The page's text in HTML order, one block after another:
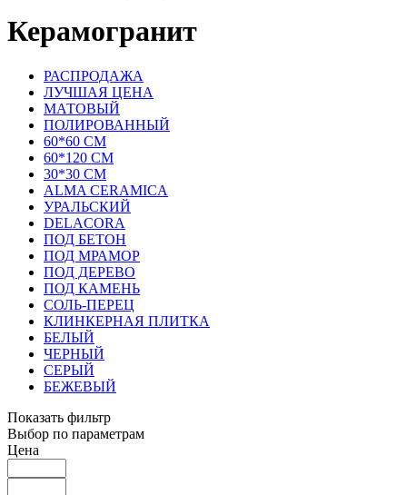
Керамогранит
РАСПРОДАЖА
ЛУЧШАЯ ЦЕНА
МАТОВЫЙ
ПОЛИРОВАННЫЙ
60*60 СМ
60*120 СМ
30*30 СМ
ALMA CERAMICA
УРАЛЬСКИЙ
DELACORA
ПОД БЕТОН
ПОД МРАМОР
ПОД ДЕРЕВО
ПОД КАМЕНЬ
СОЛЬ-ПЕРЕЦ
КЛИНКЕРНАЯ ПЛИТКА
БЕЛЫЙ
ЧЕРНЫЙ
СЕРЫЙ
БЕЖЕВЫЙ
Показать фильтр
Выбор по параметрам
Цена